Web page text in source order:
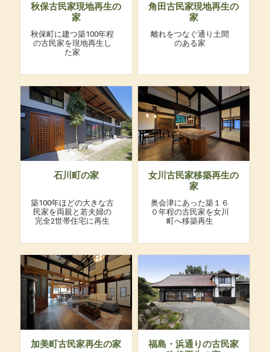
秋保古民家現地再生の
家
秋保町に建つ築100年程
の古民家を現地再生し
た家
角田古民家現地再生の
家
離れをつなぐ通り土間
のある家
石川町の家
築100年ほどの大きな古
民家を両親と若夫婦の
完全2世帯住宅に再生
女川古民家移築再生の
家
奥会津にあった築１６
０年程の古民家を女川
町へ移築再生
加美町古民家再生の家
福島・浜通りの古民家